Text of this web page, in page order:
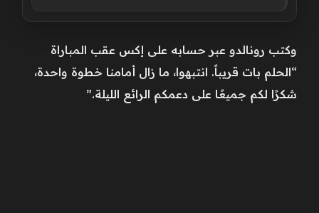
وكتب رونالدو عبر حسابه على إكس عقب المباراة
“الحلم بات قريباً. انتبهوا، ما زال أمامنا خطوة واحدة،
شكرًا لكم جميعًا على دعمكم الرائع الليلة.”